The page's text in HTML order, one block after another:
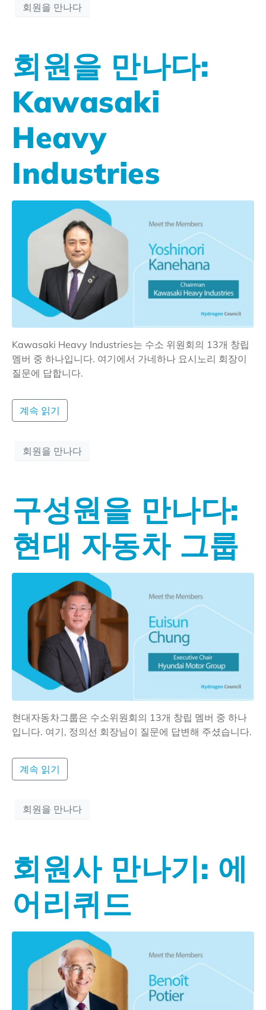
회원을 만나다
회원을 만나다:
Kawasaki
Heavy
Industries
Kawasaki Heavy Industries는 수소 위원회의 13개 창립
멤버 중 하나입니다. 여기에서 가네하나 요시노리 회장이
질문에 답합니다.
계속 읽기
회원을 만나다
구성원을 만나다:
현대 자동차 그룹
현대자동차그룹은 수소위원회의 13개 창립 멤버 중 하나
입니다. 여기, 정의선 회장님이 질문에 답변해 주셨습니다.
계속 읽기
회원을 만나다
회원사 만나기: 에
어리퀴드